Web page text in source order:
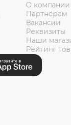
О компании
Партнерам
Вакансии
Реквизиты
Наши
Рейтинг